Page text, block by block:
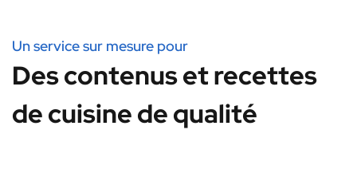
Un service sur mesure pour
Des contenus et recettes
de cuisine de qualité